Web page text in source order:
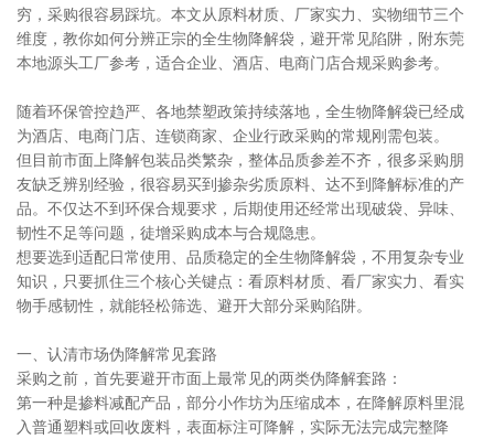
穷，采购很容易踩坑。本文从原料材质、厂家实力、实物细节三个
维度，教你如何分辨正宗的全生物降解袋，避开常见陷阱，附东莞
本地源头工厂参考，适合企业、酒店、电商门店合规采购参考。
随着环保管控趋严、各地禁塑政策持续落地，全生物降解袋已经成
为酒店、电商门店、连锁商家、企业行政采购的常规刚需包装。
但目前市面上降解包装品类繁杂，整体品质参差不齐，很多采购朋
友缺乏辨别经验，很容易买到掺杂劣质原料、达不到降解标准的产
品。不仅达不到环保合规要求，后期使用还经常出现破袋、异味、
韧性不足等问题，徒增采购成本与合规隐患。
想要选到适配日常使用、品质稳定的全生物降解袋，不用复杂专业
知识，只要抓住三个核心关键点：看原料材质、看厂家实力、看实
物手感韧性，就能轻松筛选、避开大部分采购陷阱。
一、认清市场伪降解常见套路
采购之前，首先要避开市面上最常见的两类伪降解套路：
第一种是掺料减配产品，部分小作坊为压缩成本，在降解原料里混
入普通塑料或回收废料，表面标注可降解，实际无法完成完整降